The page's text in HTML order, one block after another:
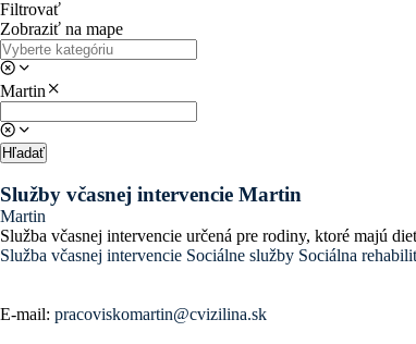
Filtrovať
Zobraziť na mape
Martin
Hľadať
Služby včasnej intervencie Martin
Martin
Služba včasnej intervencie určená pre rodiny, ktoré majú
Služba včasnej intervencie Sociálne služby Sociálna
E-mail: pracoviskomartin@cvizilina.sk